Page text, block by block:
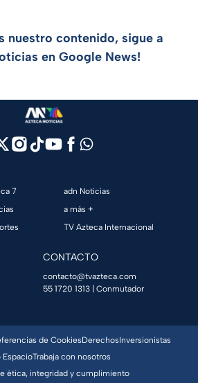
nuestro contenido, sigue a
en Google News!
7
adn Noticias
a más +
TV Azteca Internacional
CONTACTO
contacto@tvazteca.com
55 1720 1313 | Conmutador
de CookiesDerechosInversionistas
EspacioTrabaja con nosotros
ética, integridad y cumplimiento